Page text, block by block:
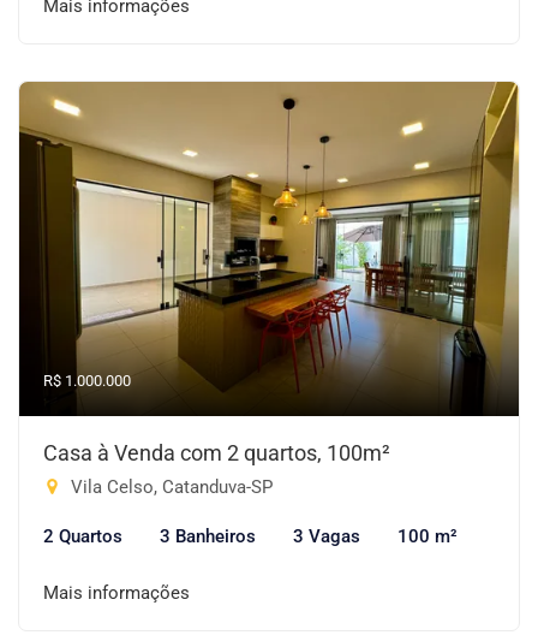
Mais informações
R$ 1.000.000
Casa à Venda com 2 quartos, 100m²
Vila Celso, Catanduva-SP
2 Quartos 3 Banheiros 3 Vagas 100 m²
Mais informações